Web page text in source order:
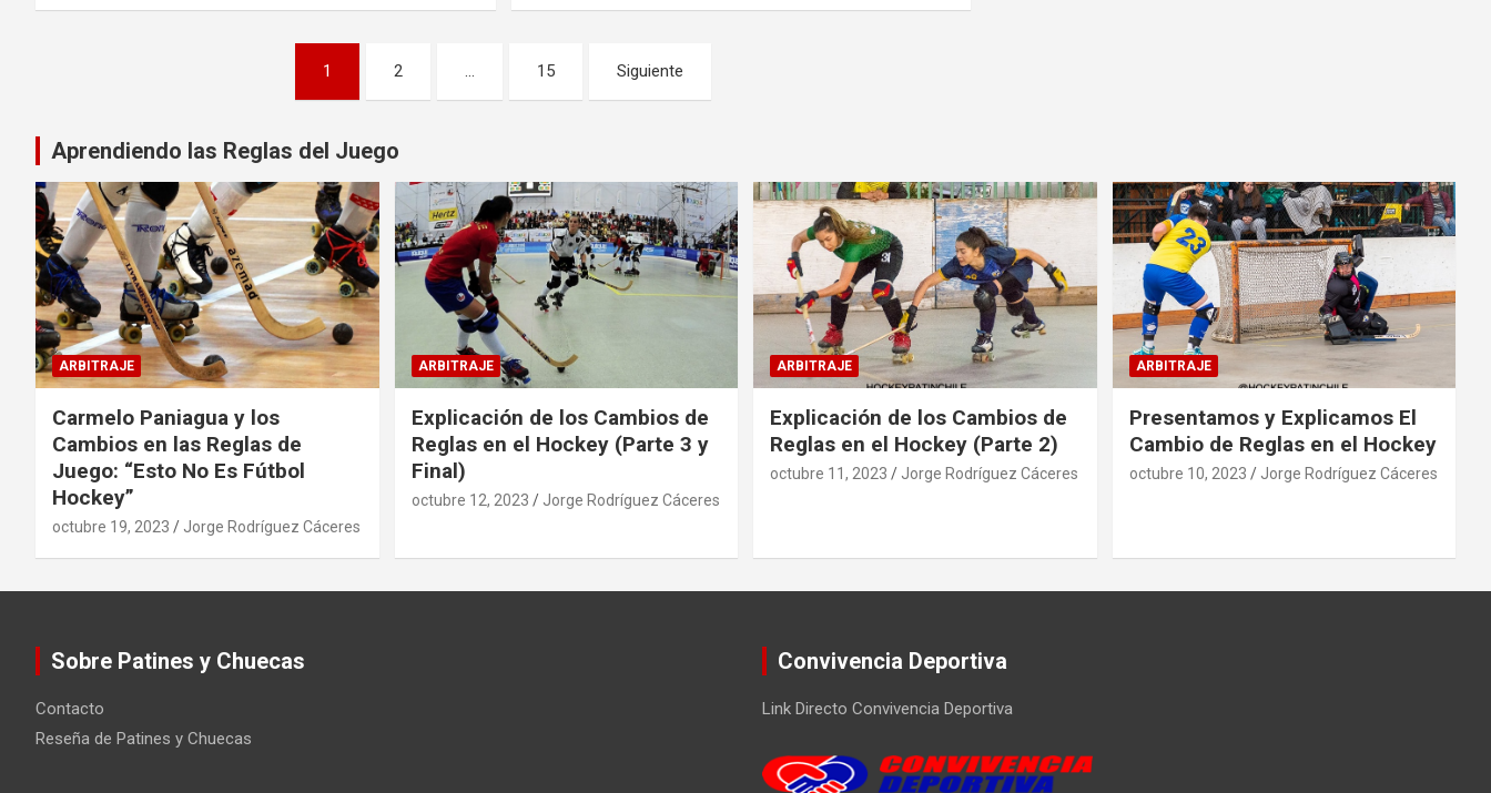
entradas
1 2 … 15 Siguiente
Aprendiendo las Reglas del Juego
ARBITRAJE
Carmelo Paniagua y los
Cambios en las Reglas de
Juego: “Esto No Es Fútbol
Hockey”
octubre 19, 2023 Jorge Rodríguez Cáceres
ARBITRAJE
Explicación de los Cambios de
Reglas en el Hockey (Parte 3 y
Final)
octubre 12, 2023 Jorge Rodríguez Cáceres
ARBITRAJE
Explicación de los Cambios de
Reglas en el Hockey (Parte 2)
octubre 11, 2023 Jorge Rodríguez Cáceres
ARBITRAJE
Presentamos y Explicamos El
Cambio de Reglas en el Hockey
octubre 10, 2023 Jorge Rodríguez Cáceres
Sobre Patines y Chuecas
Contacto
Reseña de Patines y Chuecas
Convivencia Deportiva
Link Directo Convivencia Deportiva